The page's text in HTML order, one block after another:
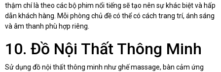
thậm chí là theo các bộ phim nổi tiếng sẽ tạo nên sự khác biệt và hấp
dẫn khách hàng. Mỗi phòng chủ đề có thể có cách trang trí, ánh sáng
và âm thanh phù hợp riêng.
10. Đồ Nội Thất Thông Minh
Sử dụng đồ nội thất thông minh như ghế massage, bàn cảm ứng